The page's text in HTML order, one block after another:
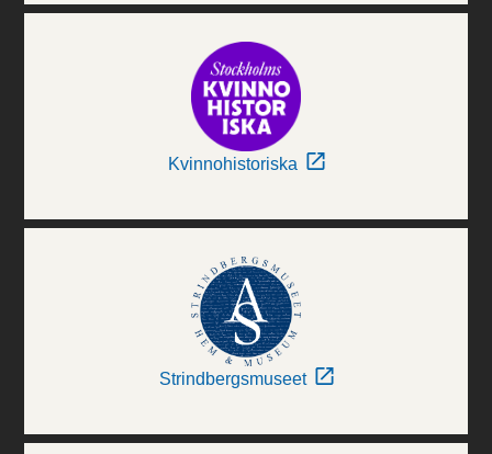
Kvinnohistoriska
Strindbergsmuseet